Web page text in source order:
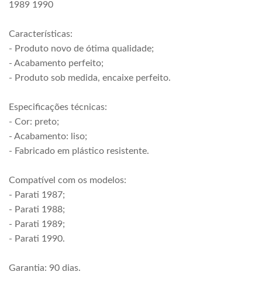
1989 1990
Características:
- Produto novo de ótima qualidade;
- Acabamento perfeito;
- Produto sob medida, encaixe perfeito.
Especificações técnicas:
- Cor: preto;
- Acabamento: liso;
- Fabricado em plástico resistente.
Compatível com os modelos:
- Parati 1987;
- Parati 1988;
- Parati 1989;
- Parati 1990.
Garantia: 90 dias.